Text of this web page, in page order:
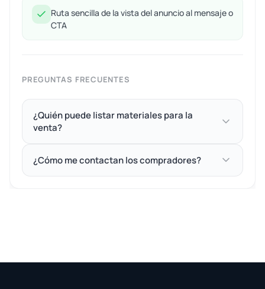
Ruta sencilla de la vista del anuncio al mensaje o
CTA
PREGUNTAS FRECUENTES
¿Quién puede listar materiales para la
venta?
¿Cómo me contactan los compradores?